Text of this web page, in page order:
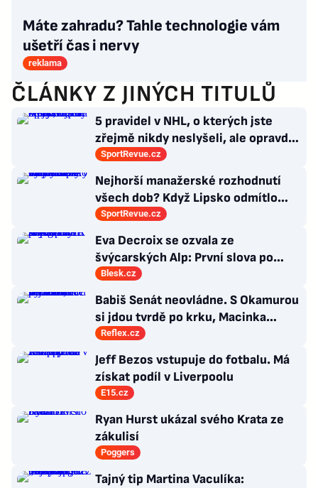
Máte zahradu? Tahle technologie vám
ušetří čas i nervy
reklama
ČLÁNKY Z JINÝCH TITULŮ
5 pravidel v NHL, o kterých jste
zřejmě nikdy neslyšeli, ale opravdu
platí
SportRevue.cz
Nejhorší manažerské rozhodnutí
všech dob? Když Lipsko odmítlo
Vardyho. Prý byl už starý
SportRevue.cz
Eva Decroix se ozvala ze
švýcarských Alp: První slova po
provalení románku s kolegou
Blesk.cz
Babiš Senát neovládne. S Okamurou
si jdou tvrdě po krku, Macinka
vycouval
Reflex.cz
Jeff Bezos vstupuje do fotbalu. Má
získat podíl v Liverpoolu
E15.cz
Ryan Hurst ukázal svého Krata ze
zákulisí
Poggers
Tajný tip Martina Vaculíka: